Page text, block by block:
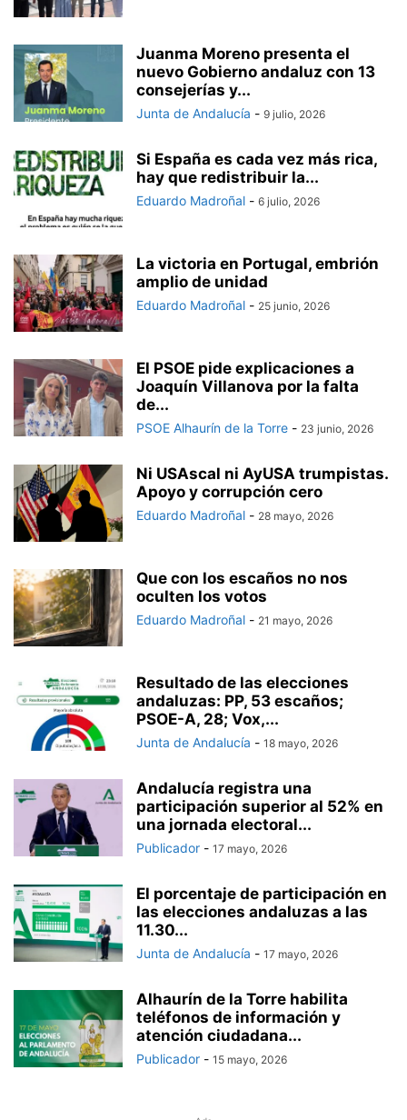
Juanma Moreno presenta el
nuevo Gobierno andaluz con 13
consejerías y...
Junta de Andalucía - 9 julio, 2026
Si España es cada vez más rica,
hay que redistribuir la...
Eduardo Madroñal - 6 julio, 2026
La victoria en Portugal, embrión
amplio de unidad
Eduardo Madroñal - 25 junio, 2026
El PSOE pide explicaciones a
Joaquín Villanova por la falta
de...
PSOE Alhaurín de la Torre - 23 junio, 2026
Ni USAscal ni AyUSA trumpistas.
Apoyo y corrupción cero
Eduardo Madroñal - 28 mayo, 2026
Que con los escaños no nos
oculten los votos
Eduardo Madroñal - 21 mayo, 2026
Resultado de las elecciones
andaluzas: PP, 53 escaños;
PSOE-A, 28; Vox,...
Junta de Andalucía - 18 mayo, 2026
Andalucía registra una
participación superior al 52% en
una jornada electoral...
Publicador - 17 mayo, 2026
El porcentaje de participación en
las elecciones andaluzas a las
11.30...
Junta de Andalucía - 17 mayo, 2026
Alhaurín de la Torre habilita
teléfonos de información y
atención ciudadana...
Publicador - 15 mayo, 2026